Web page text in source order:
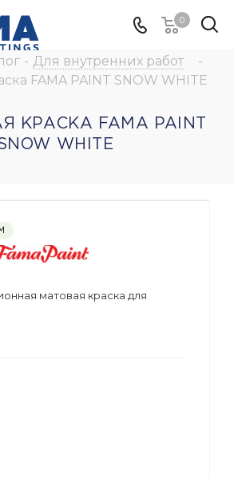
0
- Для внутренних работ
-
FAMA PAINT SNOW WHITE
КРАСКА FAMA PAINT
WHITE
матовая краска для